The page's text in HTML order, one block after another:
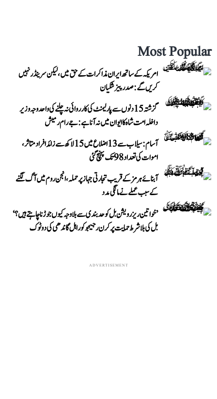
Most Popular
امریکہ کے ساتھ ایران مذاکرات کے حق میں، لیکن سرینڈر نہیں
کریں گے: صدر پیزشکیان
گزشتہ 15 دنوں سے پارلیمنٹ کی کارروائی نہ چلنے کی واحد وجہ وزیر
داخلہ امت شاہ کا ایوان میں نہ آنا ہے: جے رام رمیش
آسام: سیلاب سے 13 اضلاع میں 15 لاکھ سے زائد افراد متاثر،
اموات کی تعداد 98 تک پہنچ گئی
آبنائے ہرمز کے قریب تجارتی جہاز پر حملہ، انجن روم میں آگ لگنے
کے سبب عملے نے مانگی مدد
’خواتین ریزرویشن بل کو حدبندی سے بلا وجہ کیوں جوڑنا چاہتے ہیں؟‘
بل کی بلا شرط حمایت پر کرن رجیجو کو راہل گاندھی کی دوٹوک
ADVERTISEMENT